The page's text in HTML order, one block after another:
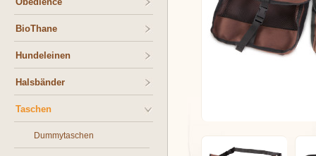
BioThane
Hundeleinen
Halsbänder
Taschen
Dummytaschen